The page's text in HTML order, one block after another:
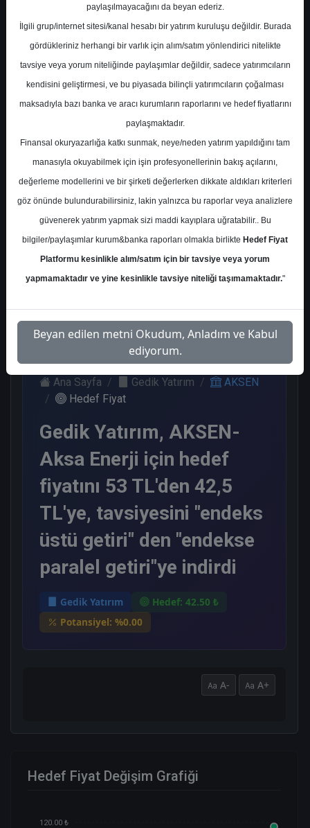
En Yüksek Tahmin 129,40 ₺
Ortalama Fiyat Tahmini 112,81 ₺
Ortalama Getiri Potansiyeli %17.26
Kurum Sayısı
12
Al
7
Tut
2
End.
Get.
1
Endeks
2
Salı, 22 Nisan 2025
Ana Sayfa Gedik Yatırım
AKSEN
Hedef Fiyat
Gedik Yatırım, AKSEN-
Aksa Enerji için hedef
fiyatını 53 TL'den 42,5
TL'ye, tavsiyesini "endeks
üstü getiri" den "endekse
paralel getiri"ye indirdi
Gedik Yatırım
Hedef: 42.50 ₺
Potansiyel: %0.00
A- A+
Hedef Fiyat Değişim Grafiği
120.00 ₺
paylaşılmayacağını da beyan ederiz.
İlgili grup/internet sitesi/kanal hesabı bir yatırım kuruluşu değildir. Burada
gördükleriniz herhangi bir varlık için alım/satım yönlendirici nitelikte
tavsiye veya yorum niteliğinde paylaşımlar değildir, sadece yatırımcıların
kendisini geliştirmesi, ve bu piyasada bilinçli yatırımcıların çoğalması
maksadıyla bazı banka ve aracı kurumların raporlarını ve hedef fiyatlarını
paylaşmaktadır.
Finansal okuryazarlığa katkı sunmak, neye/neden yatırım yapıldığını tam
manasıyla okuyabilmek için işin profesyonellerinin bakış açılarını,
değerleme modellerini ve bir şirketi değerlerken dikkate aldıkları kriterleri
göz önünde bulundurabilirsiniz, lakin yalnızca bu raporlar veya analizlere
güvenerek yatırım yapmak sizi maddi kayıplara uğratabilir.. Bu
bilgiler/paylaşımlar kurum&banka raporları olmakla birlikte Hedef Fiyat
Platformu kesinlikle alım/satım için bir tavsiye veya yorum
yapmamaktadır ve yine kesinlikle tavsiye niteliği taşımamaktadır."
Beyan edilen metni Okudum, Anladım ve Kabul
ediyorum.